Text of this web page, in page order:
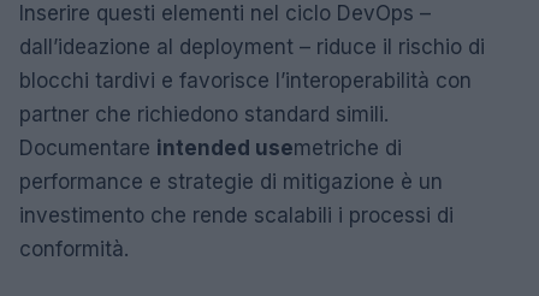
Inserire questi elementi nel ciclo DevOps –
dall’ideazione al deployment – riduce il rischio di
blocchi tardivi e favorisce l’interoperabilità con
partner che richiedono standard simili.
Documentare intended usemetriche di
performance e strategie di mitigazione è un
investimento che rende scalabili i processi di
conformità.